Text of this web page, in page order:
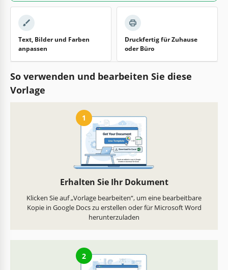
Text, Bilder und Farben
anpassen
Druckfertig für Zuhause
oder Büro
So verwenden und bearbeiten Sie diese
Vorlage
1
Erhalten Sie Ihr Dokument
Klicken Sie auf „Vorlage bearbeiten“, um eine bearbeitbare
Kopie in Google Docs zu erstellen oder für Microsoft Word
herunterzuladen
2